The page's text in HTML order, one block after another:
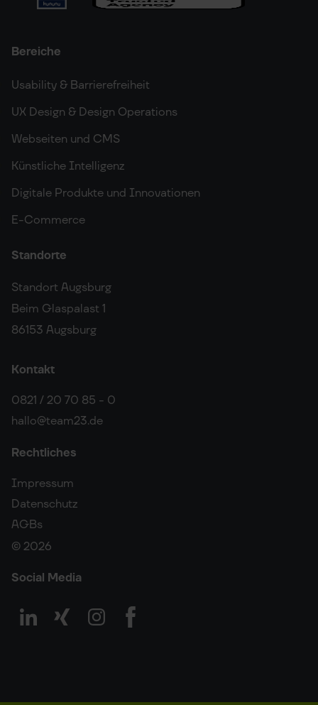
Bereiche
Usability & Barrierefreiheit
UX Design & Design Operations
Webseiten und CMS
Künstliche Intelligenz
Digitale Produkte und Innovationen
E-Commerce
Standorte
Standort Augsburg
Beim Glaspalast 1
86153 Augsburg
Kontakt
0821 / 20 70 85 - 0
hallo@team23.de
Rechtliches
Impressum
Datenschutz
AGBs
© 2026
Social Media